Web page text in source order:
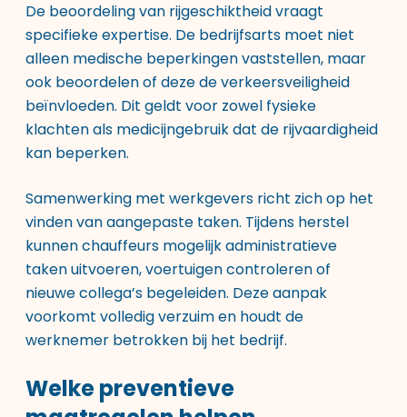
De beoordeling van rijgeschiktheid vraagt
specifieke expertise. De bedrijfsarts moet niet
alleen medische beperkingen vaststellen, maar
ook beoordelen of deze de verkeersveiligheid
beïnvloeden. Dit geldt voor zowel fysieke
klachten als medicijngebruik dat de rijvaardigheid
kan beperken.
Samenwerking met werkgevers richt zich op het
vinden van aangepaste taken. Tijdens herstel
kunnen chauffeurs mogelijk administratieve
taken uitvoeren, voertuigen controleren of
nieuwe collega’s begeleiden. Deze aanpak
voorkomt volledig verzuim en houdt de
werknemer betrokken bij het bedrijf.
Welke preventieve